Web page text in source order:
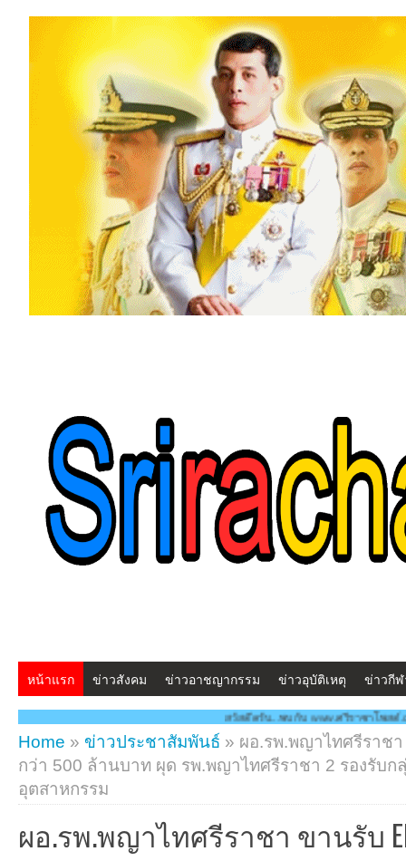
หน้าแรก ข่าวสังคม ข่าวอาชญากรรม ข่าวอุบัติเหตุ ข่าวกี
สวัสดีครับ...พบกับ www.ศรีราชาโพสต์.com โฉมใหม่!! "สร้างสร
Home » ข่าวประชาสัมพันธ์ » ผอ.รพ.พญาไทศรีราช
กว่า 500 ล้านบาท ผุด รพ.พญาไทศรีราชา 2 รองรับก
อุตสาหกรรม
ผอ.รพ.พญาไทศรีราชา ขานรับ